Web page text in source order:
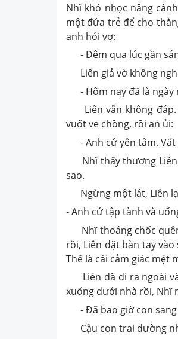
Nhĩ khó nhọc nâng
một đứa trẻ để cho
anh hỏi vợ:
- Đêm qua lúc gần
Liên giả vờ không
- Hôm nay đã là ngày
Liên vẫn không đáp.
vuốt ve chồng, rồi an ủi:
- Anh cứ yên tâm. Vất
Nhĩ thấy thương Liên.
sao.
Ngừng một lát, Liên
- Anh cứ tập tành và
Nhĩ thoáng chốc
rồi, Liên đặt bàn tay
Thế là cái cảm giác mệt
Liên đã đi ra ngoài và
xuống dưới nhà rồi, Nhĩ
- Đã bao giờ con sang
Cậu con trai dường